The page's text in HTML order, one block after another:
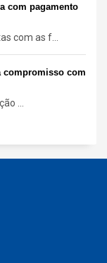
com pagamento
com as f...
compromisso com
...